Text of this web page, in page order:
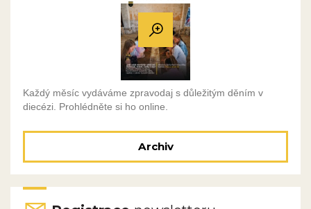
Každý měsíc vydáváme zpravodaj s důležitým děním v
diecézi. Prohlédněte si ho online.
Archiv